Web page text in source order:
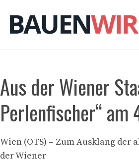
Inhalt
springen
Aus der Wiener
Perlenfischer“ am
Wien (OTS) – Zum Ausklang der
der Wiener